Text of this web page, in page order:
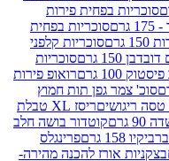
פירות
בפחית
סוכריות קלפני
סוכריות
רואופ פירות
תות חמוץ
ריסז XL טבלת
בושה חלב
פרינגלס
להכנה מהירה-